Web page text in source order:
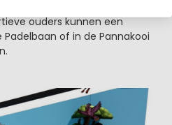
ouders kunnen een
of in de Pannakooi